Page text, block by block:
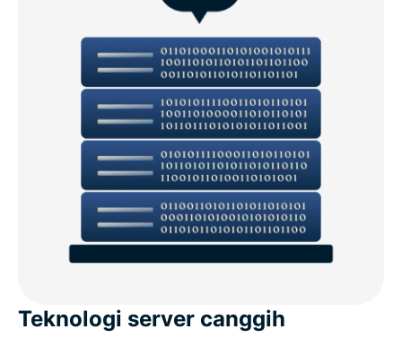
Teknologi server canggih